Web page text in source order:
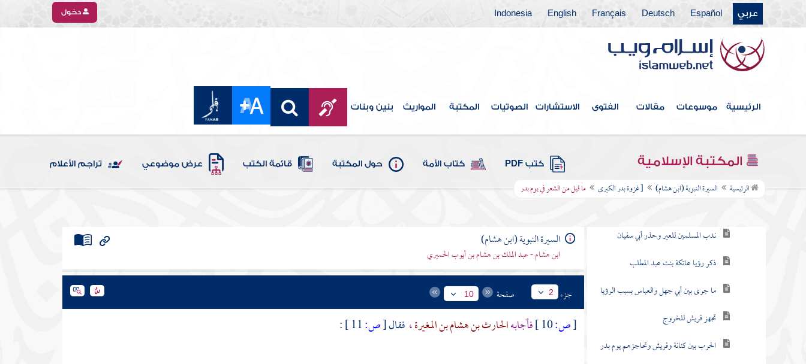
عربي Español
Deutsch
Français
English
Indonesia دخول
الرئيسية موسوعات مقالات الفتوى الاستشارات الصوتيات المكتبة المواريث بنين وبنات
المكتبة الإسلامية كتب PDF كتاب الأمة حول المكتبة قائمة الكتب عرض موضوعي تراجم الأعلام
الرئيسية السيرة النبوية (ابن هشام) [ غزوة بدر الكبرى ما قيل من الشعر في يوم بدر
غزوة العشيرة
سرية سعد بن أبي وقاص
غزوة صفوان وهي غزوة بدر الأولى
عن الشهر الحرام "
[ غزوة بدر الكبرى
ندب المسلمين للعير وحذر أبي سفيان
ذكر رؤيا عاتكة بنت عبد المطلب
ما جرى بين أبي جهل والعباس بسبب الرؤيا
تجهز قريش للخروج
الحرب بين كنانة وقريش وتحاجزهم يوم بدر
السيرة النبوية (ابن هشام)
ابن هشام - عبد الملك بن هشام بن أيوب الحميري
جزء 2 صفحة 10
[ص: فأجابهالحارث بن هشام بن المغيرة، فقال[ص: :